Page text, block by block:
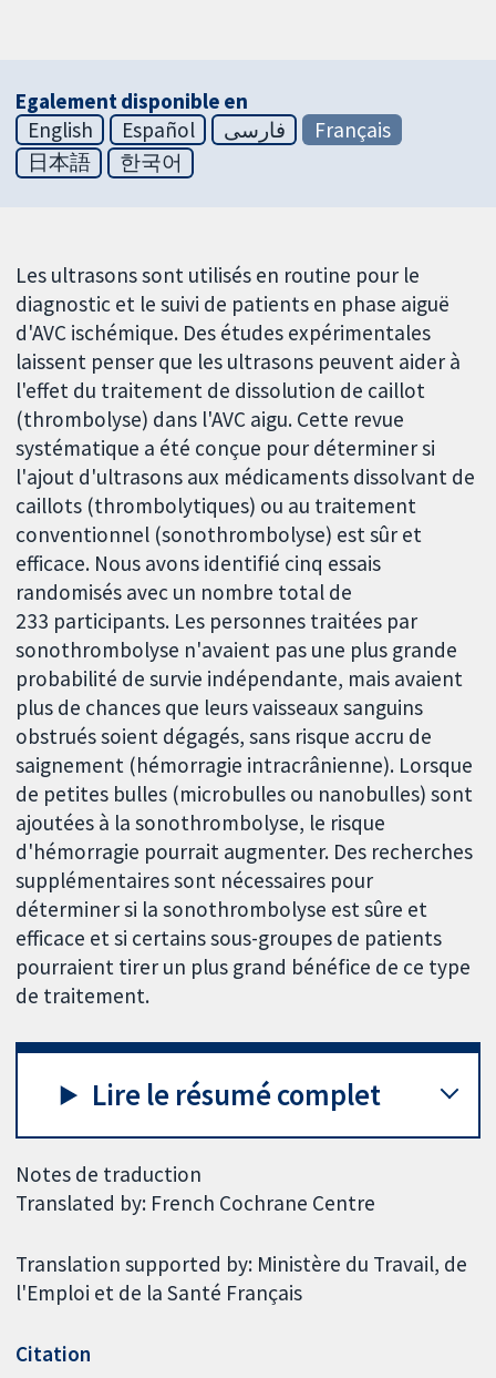
Egalement disponible en
English
Español فارسی
Français
日本語
한국어
Les ultrasons sont utilisés en routine pour le
diagnostic et le suivi de patients en phase aiguë
d'AVC ischémique. Des études expérimentales
laissent penser que les ultrasons peuvent aider à
l'effet du traitement de dissolution de caillot
(thrombolyse) dans l'AVC aigu. Cette revue
systématique a été conçue pour déterminer si
l'ajout d'ultrasons aux médicaments dissolvant de
caillots (thrombolytiques) ou au traitement
conventionnel (sonothrombolyse) est sûr et
efficace. Nous avons identifié cinq essais
randomisés avec un nombre total de
233 participants. Les personnes traitées par
sonothrombolyse n'avaient pas une plus grande
probabilité de survie indépendante, mais avaient
plus de chances que leurs vaisseaux sanguins
obstrués soient dégagés, sans risque accru de
saignement (hémorragie intracrânienne). Lorsque
de petites bulles (microbulles ou nanobulles) sont
ajoutées à la sonothrombolyse, le risque
d'hémorragie pourrait augmenter. Des recherches
supplémentaires sont nécessaires pour
déterminer si la sonothrombolyse est sûre et
efficace et si certains sous-groupes de patients
pourraient tirer un plus grand bénéfice de ce type
de traitement.
Lire le résumé complet
Notes de traduction
Translated by: French Cochrane Centre
Translation supported by: Ministère du Travail, de
l'Emploi et de la Santé Français
Citation